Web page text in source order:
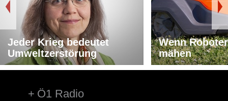
Jeder Krieg bedeutet
Umweltzerstörung
Wenn
mähen
Ö1 Radio